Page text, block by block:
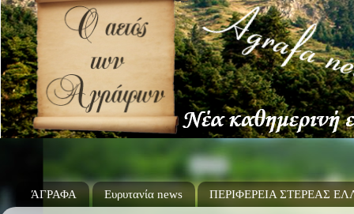
ΆΓΡΑΦΑ Ευρυτανία news ΠΕΡΙΦΕΡΕΙΑ ΣΤΕΡΕΑΣ